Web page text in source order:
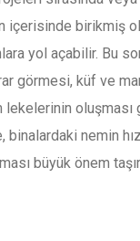
içerisinde birikmiş
yol açabilir. Bu
görmesi, küf ve
binalardaki nemin
büyük önem taşır.